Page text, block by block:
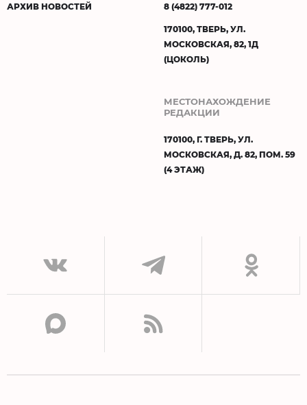
АРХИВ НОВОСТЕЙ 8 (4822) 777-012
170100, ТВЕРЬ, УЛ.
МОСКОВСКАЯ, 82, 1Д
(ЦОКОЛЬ)
МЕСТОНАХОЖДЕНИЕ
РЕДАКЦИИ
170100, Г. ТВЕРЬ, УЛ.
МОСКОВСКАЯ, Д. 82, ПОМ. 59
(4 ЭТАЖ)